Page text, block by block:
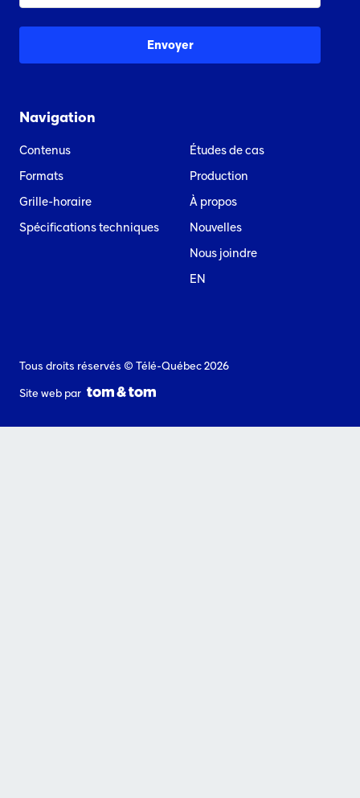
Navigation
Contenus
Formats
Grille-horaire
Spécifications techniques
Études de cas
Production
À propos
Nouvelles
Nous joindre
EN
Tous droits réservés © Télé-Québec 2026
Site web par